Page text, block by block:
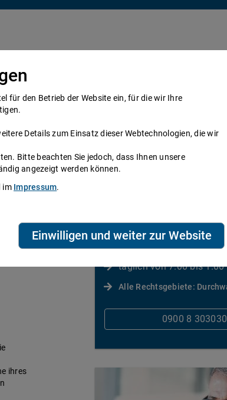
werden Partnerkanzlei werden
ihres
Rechtsberatung am
Telefonieren Sie sofort mit
Anwältin und stellen Sie Ihre
2,99€/Min aus dem
täglich von 7.00 bis 1.00
Alle Rechtsgebiete:
0900 8
für den Betrieb der Website ein, für die wir Ihre
Details zum Einsatz dieser Webtechnologien, die wir
Bitte beachten Sie jedoch, dass Ihnen unsere
angezeigt werden können.
im Impressum.
Einwilligen und weiter zur Website